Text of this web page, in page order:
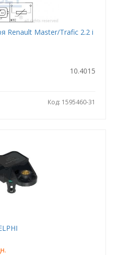
Renault Master/Trafic 2.2 i
10.4015
Код: 1595460-31